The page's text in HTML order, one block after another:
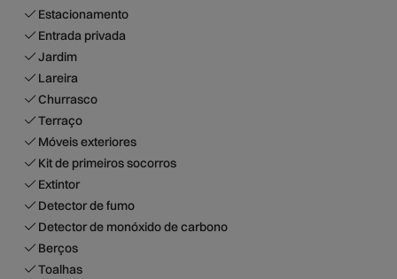
Estacionamento
Entrada privada
Jardim
Lareira
Churrasco
Terraço
Móveis exteriores
Kit de primeiros socorros
Extintor
Detector de fumo
Detector de monóxido de carbono
Berços
Toalhas